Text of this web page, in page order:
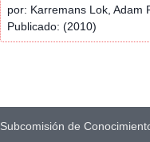
por: Karremans Lok, Adam
Publicado: (2010)
Subcomisión de